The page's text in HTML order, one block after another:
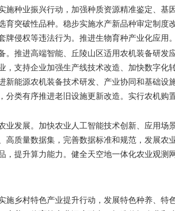
施种业振兴行动，加强种质资源精准鉴定、基
育突破性品种。稳步实施水产新品种审定制度
侵权等违法行为。推进生物育种产业化应用。
。 推进高端智能、丘陵山区适用农机装备研发
，支持企业加强生产线技术改造、加快数字化
新能源农机装备技术研发、产业协同和基础设
分类有序推进老旧设施更新改造。实行农机购
业发展。 加快农业人工智能技术创新、应用场
质量数据集，完善数据标准和规范，发展农
，提升算力能力。健全天空地一体化农业观测
施乡村特色产业提升行动，发展特色种养、特